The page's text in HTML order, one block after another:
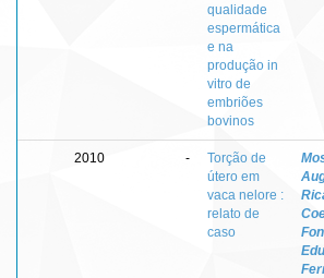
qualidade
espermática
e na
produção in
vitro de
embriões
bovinos
2010 -
Torção de
útero em
vaca nelore :
relato de
caso